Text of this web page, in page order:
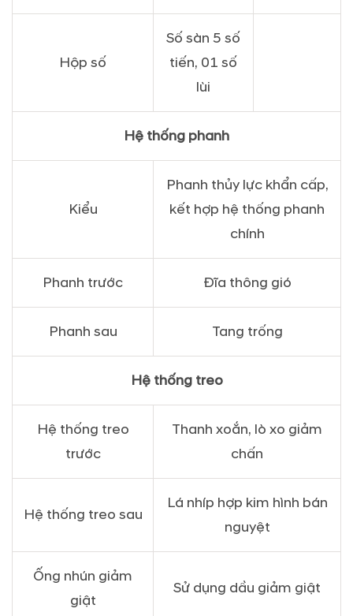
Hộp số
Số sàn 5 số
tiến, 01 số
lùi
Hệ thống phanh
Kiểu
Phanh thủy lực khẩn cấp,
kết hợp hệ thống phanh
chính
Phanh trước Đĩa thông gió
Phanh sau Tang trống
Hệ thống treo
Hệ thống treo
trước
Thanh xoắn, lò xo giảm
chấn
Hệ thống treo sau
Lá nhíp hợp kim hình bán
nguyệt
Ống nhún giảm
giật
Sử dụng dầu giảm giật